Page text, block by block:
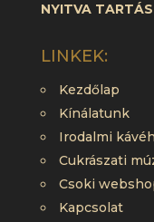
NYITVA
LINKEK:
Kezdőlap
Kínálatunk
Irodalmi
Cukrászati
Csoki
Kapcsolat